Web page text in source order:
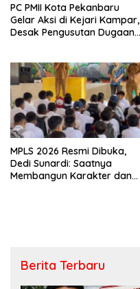
PC PMII Kota Pekanbaru
Gelar Aksi di Kejari Kampar,
Desak Pengusutan Dugaan
MPLS 2026 Resmi Dibuka,
Dedi Sunardi: Saatnya
Membangun Karakter dan
Berita Terbaru